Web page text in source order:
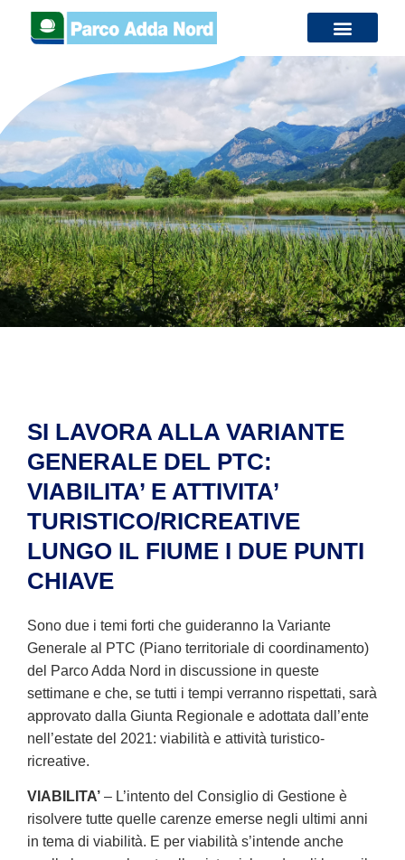
SI LAVORA ALLA VARIANTE
GENERALE DEL PTC:
VIABILITA’ E ATTIVITA’
TURISTICO/RICREATIVE
LUNGO IL FIUME I DUE PUNTI
CHIAVE
Sono due i temi forti che guideranno la Variante
Generale al PTC (Piano territoriale di coordinamento)
del Parco Adda Nord in discussione in queste
settimane e che, se tutti i tempi verranno rispettati, sarà
approvato dalla Giunta Regionale e adottata dall’ente
nell’estate del 2021: viabilità e attività turistico-
ricreative.
VIABILITA’ – L’intento del Consiglio di Gestione è
risolvere tutte quelle carenze emerse negli ultimi anni
in tema di viabilità. E per viabilità s’intende anche